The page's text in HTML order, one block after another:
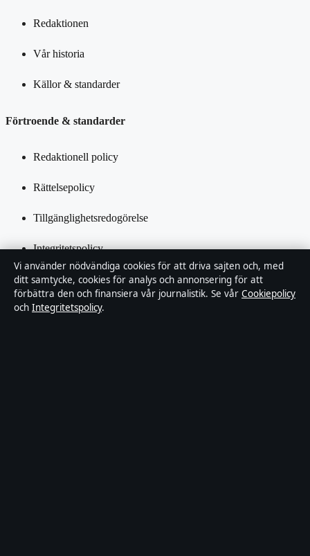
Redaktionen
Vår historia
Källor & standarder
Förtroende & standarder
Redaktionell policy
Rättelsepolicy
Tillgänglighetsredogörelse
Integritetspolicy
Kändisar & integritet
Om Samtidsmagasinet i korthet
Vi använder nödvändiga cookies för att driva sajten och, med
ditt samtycke, cookies för analys och annonsering för att
förbättra den och finansiera vår journalistik. Se vår Cookiepolicy
och Integritetspolicy.